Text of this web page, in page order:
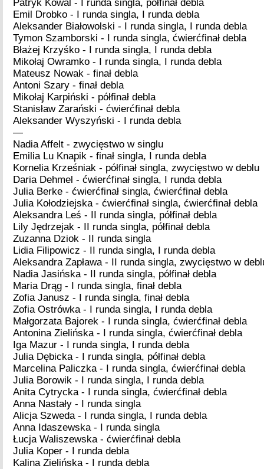
Patryk Kowal - I runda singla, półfinał debla
Emil Drobko - I runda singla, I runda debla
Aleksander Białowolski - I runda singla, I runda debla
Tymon Szamborski - I runda singla, ćwierćfinał debla
Błażej Krzyśko - I runda singla, I runda debla
Mikołaj Owramko - I runda singla, I runda debla
Mateusz Nowak - finał debla
Antoni Szary - finał debla
Mikołaj Karpiński - półfinał debla
Stanisław Zarański - ćwierćfinał debla
Aleksander Wyszyński - I runda debla
—
Nadia Affelt - zwycięstwo w singlu
Emilia Lu Knapik - finał singla, I runda debla
Kornelia Krześniak - półfinał singla, zwycięstwo w deblu
Daria Dehmel - ćwierćfinał singla, I runda debla
Julia Berke - ćwierćfinał singla, ćwierćfinał debla
Julia Kołodziejska - ćwierćfinał singla, ćwierćfinał debla
Aleksandra Leś - II runda singla, półfinał debla
Lily Jędrzejak - II runda singla, półfinał debla
Zuzanna Dziok - II runda singla
Lidia Filipowicz - II runda singla, I runda debla
Aleksandra Zapława - II runda singla, zwycięstwo w
Nadia Jasińska - II runda singla, półfinał debla
Maria Drąg - I runda singla, finał debla
Zofia Janusz - I runda singla, finał debla
Zofia Ostrówka - I runda singla, I runda debla
Małgorzata Bajorek - I runda singla, ćwierćfinał debla
Antonina Zielińska - I runda singla, ćwierćfinał debla
Iga Mazur - I runda singla, I runda debla
Julia Dębicka - I runda singla, półfinał debla
Marcelina Paliczka - I runda singla, ćwierćfinał debla
Julia Borowik - I runda singla, I runda debla
Anita Cytrycka - I runda singla, ćwierćfinał debla
Anna Nastały - I runda singla
Alicja Szweda - I runda singla, I runda debla
Anna Idaszewska - I runda singla
Łucja Waliszewska - ćwierćfinał debla
Julia Koper - I runda debla
Kalina Zielińska - I runda debla